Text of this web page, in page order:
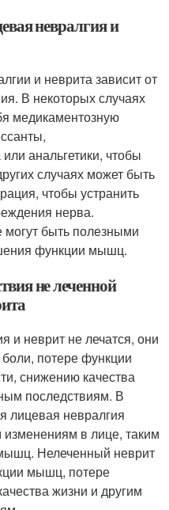
невралгия и
и неврита зависит от
В некоторых случаях
медикаментозную
анальгетики, чтобы
случаях может быть
чтобы устранить
нерва.
быть полезными
функции мышц.
не леченной
и неврит не лечатся, они
боли, потере функции
снижению качества
последствиям. В
лицевая невралгия
в лице, таким
Нелеченный неврит
мышц, потере
жизни и другим